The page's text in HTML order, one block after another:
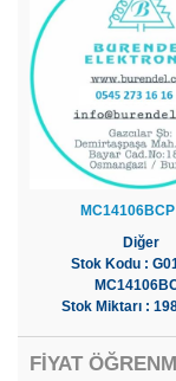
Diğer
Stok Kodu :
Stok Miktarı :
FİYAT